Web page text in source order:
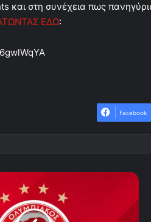
και στη συνέχεια πως
ΕΔΩ:
Facebook